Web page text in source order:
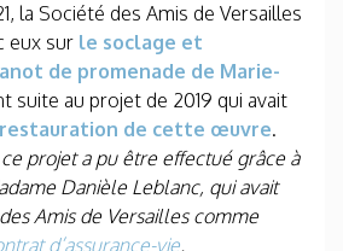
la Société des Amis de Versailles
eux sur le soclage et
de promenade de Marie-
suite au projet de 2019 qui avait
de cette œuvre.
projet a pu être effectué grâce à
Danièle Leblanc, qui avait
Amis de Versailles comme
d’assurance-vie.